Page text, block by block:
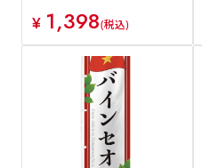
¥ 1,398(税込)